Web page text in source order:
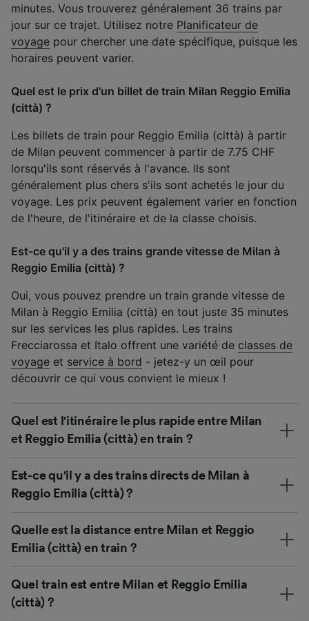
minutes. Vous trouverez généralement 36 trains par
jour sur ce trajet. Utilisez notre Planificateur de
voyage pour chercher une date spécifique, puisque les
horaires peuvent varier.
Quel est le prix d'un billet de train Milan Reggio Emilia
(città) ?
Les billets de train pour Reggio Emilia (città) à partir
de Milan peuvent commencer à partir de 7.75 CHF
lorsqu'ils sont réservés à l'avance. Ils sont
généralement plus chers s'ils sont achetés le jour du
voyage. Les prix peuvent également varier en fonction
de l'heure, de l'itinéraire et de la classe choisis.
Est-ce qu'il y a des trains grande vitesse de Milan à
Reggio Emilia (città) ?
Oui, vous pouvez prendre un train grande vitesse de
Milan à Reggio Emilia (città) en tout juste 35 minutes
sur les services les plus rapides. Les trains
Frecciarossa et Italo offrent une variété de classes de
voyage et service à bord - jetez-y un œil pour
découvrir ce qui vous convient le mieux !
Quel est l'itinéraire le plus rapide entre Milan
et Reggio Emilia (città) en train ?
Est-ce qu'il y a des trains directs de Milan à
Reggio Emilia (città) ?
Quelle est la distance entre Milan et Reggio
Emilia (città) en train ?
Quel train est entre Milan et Reggio Emilia
(città) ?